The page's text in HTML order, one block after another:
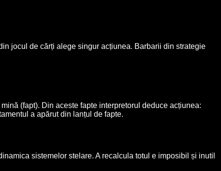
jocul de cărți alege singur acțiunea. Barbarii din strategie
(fapt). Din aceste fapte interpretorul deduce acțiunea:
a apărut din lanțul de fapte.
sistemelor stelare. A recalcula totul e imposibil și inutil